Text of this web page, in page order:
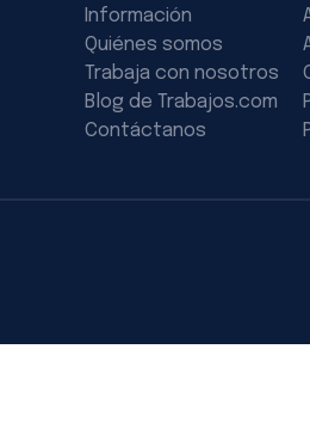
Información
Quiénes somos
Trabaja con nosotros
Blog de Trabajos.com
Contáctanos